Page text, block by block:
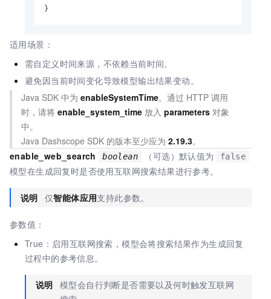
}
适用场景：
需自定义时间来源，不依赖当前时间。
避免因当前时间变化导致模型输出结果变动。
Java SDK 中为 enableSystemTime。通过 HTTP 调用
时，请将 enable_system_time 放入 parameters 对象
中。
Java Dashscope SDK 的版本至少应为 2.19.3。
enable_web_search
boolean （可选）默认值为 false
模型在生成回复时是否使用互联网搜索结果进行参考。
说明 仅智能体应用支持此参数。
参数值：
True：启用互联网搜索，模型会将搜索结果作为生成回复
过程中的参考信息。
说明 模型会自行判断是否需要以及何时触发互联网